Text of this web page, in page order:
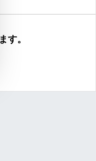
す。
ーを見出していま